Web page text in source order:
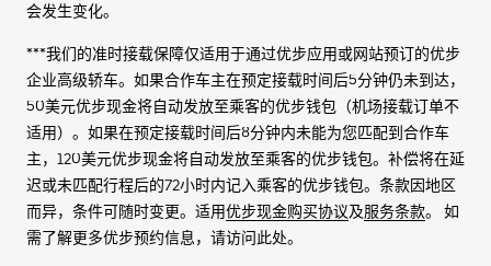
会发生变化。
***我们的准时接载保障仅适用于通过优步应用或网站预订的优步
企业高级轿车。如果合作车主在预定接载时间后5分钟仍未到达，
50美元优步现金将自动发放至乘客的优步钱包（机场接载订单不
适用）。如果在预定接载时间后8分钟内未能为您匹配到合作车
主，120美元优步现金将自动发放至乘客的优步钱包。补偿将在延
迟或未匹配行程后的72小时内记入乘客的优步钱包。条款因地区
而异，条件可随时变更。适用优步现金购买协议及服务条款。 如
需了解更多优步预约信息，请访问此处。